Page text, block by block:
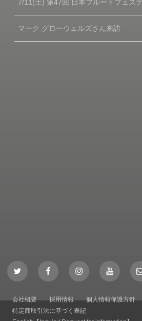
7/11(土) 第47回 日本フルートフェス
マーク グローウェルズさん来訪
Twitter FacebookInstagramYouTube
会社概要 採用情報
個人情報保護方針
特定商取引法に基づく表記